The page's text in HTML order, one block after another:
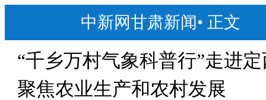
中新网甘肃新闻• 正文
“千乡万村气象科普行”走进
聚焦农业生产和农村发展